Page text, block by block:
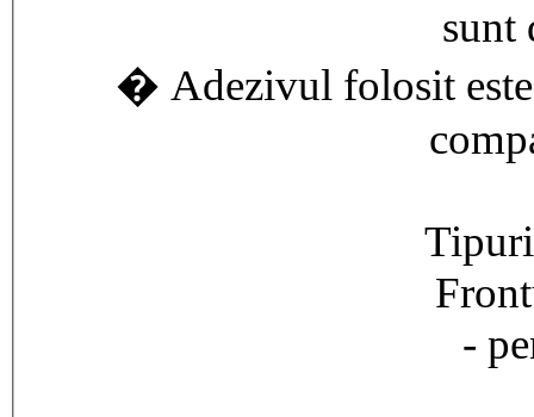
sunt
� Adezivul folosit este
-